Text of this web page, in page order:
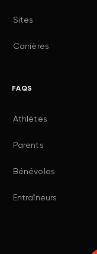
Sites
Carrières
FAQS
Athlètes
Parents
Bénévoles
Entraîneurs